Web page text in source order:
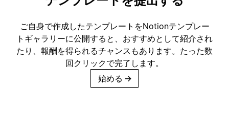
ご自身で作成したテンプレートをNotionテンプレー
トギャラリーに公開すると、おすすめとして紹介され
たり、報酬を得られるチャンスもあります。たった数
回クリックで完了します。
始める →